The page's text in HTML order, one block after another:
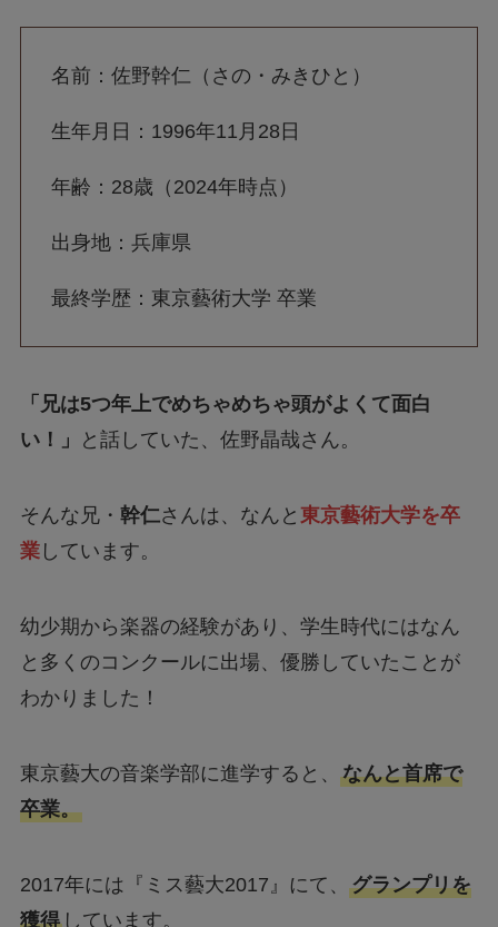
名前：佐野幹仁（さの・みきひと）
生年月日：1996年11月28日
年齢：28歳（2024年時点）
出身地：兵庫県
最終学歴：東京藝術大学 卒業
「兄は5つ年上でめちゃめちゃ頭がよくて面白
い！」
と話していた、佐野晶哉さん。
そんな兄・ 幹仁さんは、なんと 東京藝術大学を卒
業しています。
幼少期から楽器の経験があり、学生時代にはなん
と多くのコンクールに出場、優勝していたことが
わかりました！
東京藝大の音楽学部に進学すると、 なんと首席で
卒業。
2017年には『ミス藝大2017』にて、 グランプリを
獲得しています。